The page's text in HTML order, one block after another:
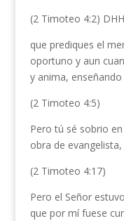
(2 Timoteo 4:2) DHH
que prediques el
oportuno y aun
y anima,
(2 Timoteo 4:5)
Pero tú sé sobrio
obra de
(2 Timoteo 4:17)
Pero el Señor
que por mí fuese